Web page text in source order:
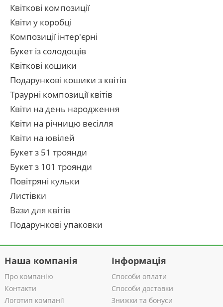
Квіткові композиції
Квіти у коробці
Композиції інтер'єрні
Букет із солодощів
Квіткові кошики
Подарункові кошики з квітів
Траурні композиції квітів
Квіти на день народження
Квіти на річницю весілля
Квіти на ювілей
Букет з 51 троянди
Букет з 101 троянди
Повітряні кульки
Листівки
Вази для квітів
Подарункові упаковки
Наша компанія
Про компанію
Контакти
Логотип компанії
Інформація
Способи оплати
Способи доставки
Знижки та бонуси